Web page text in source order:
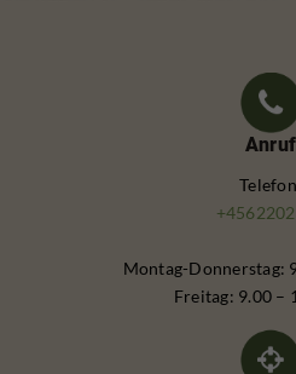
Anruf
Montag-Donnerstag:
Freitag: 9.00 –